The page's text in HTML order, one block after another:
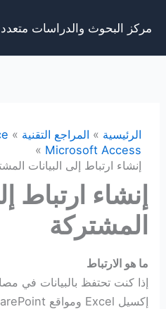
مركز البحوث والدراسات
الرئيسية المراجع التقنية
Microsoft Access
إنشاء ارتباط إلى البيانات
إنشاء ارتباط
المشتركة
ما هو الارتباط
إذا كنت تحتفظ بالبيانات في